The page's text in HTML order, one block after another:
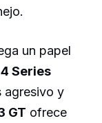
un papel
4 Series
agresivo y
GT ofrece